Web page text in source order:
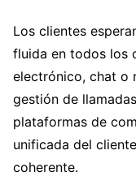
Los clientes
fluida en todos los
electrónico, chat o
gestión de
plataformas de
unificada del
coherente.